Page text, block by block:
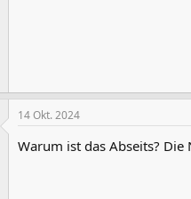
14 Okt. 2024
Warum ist das Abseits?